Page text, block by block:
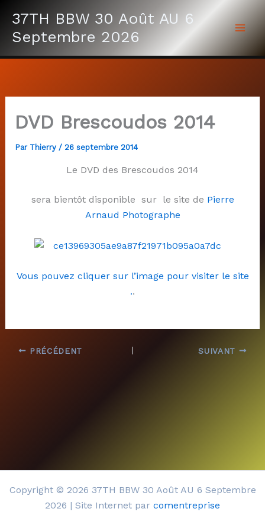
contenu
37TH BBW 30 Août AU 6
Septembre 2026
DVD Brescoudos 2014
Par Thierry / 26 septembre 2014
Le DVD des Brescoudos 2014
sera bientôt disponible sur le site de Pierre
Arnaud Photographe
Vous pouvez cliquer sur l’image pour visiter le site
..
PRÉCÉDENT SUIVANT
Copyright © 2026 37TH BBW 30 Août AU 6 Septembre
2026 | Site Internet par comentreprise